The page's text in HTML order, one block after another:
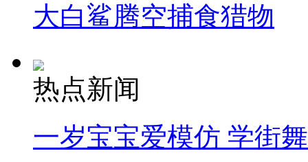
大白鲨腾空捕食猎物
热点新闻
一岁宝宝爱模仿 学街